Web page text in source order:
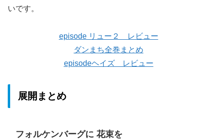
いです。
episode リュー２ レビュー
ダンまち全巻まとめ
episodeヘイズ レビュー
展開まとめ
フォルケンバーグに 花束を